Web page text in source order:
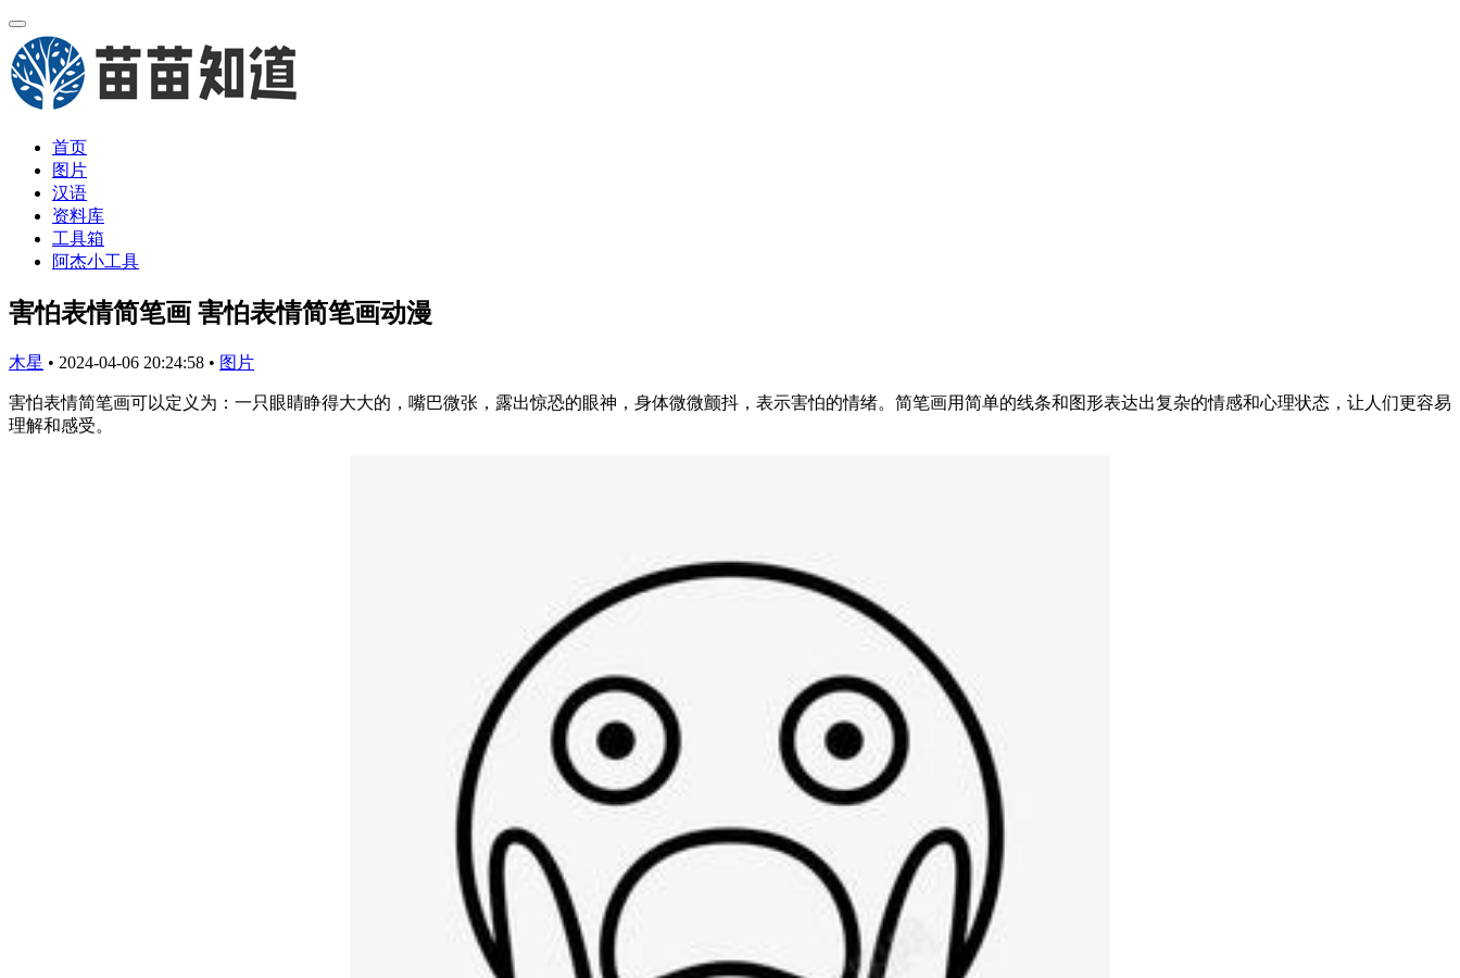
首页
图片
汉语
资料库
工具箱
阿杰小工具
害怕表情简笔画 害怕表情简笔画动漫
木星 • 2024-04-06 20:24:58 • 图片
害怕表情简笔画可以定义为：一只眼睛睁得大大的，嘴巴微张，露出惊恐的眼神，身体微微颤抖，表示害怕的情绪。简笔画用简单的线条和图形表达出复杂的情感和心理状态，让人们更容易
理解和感受。